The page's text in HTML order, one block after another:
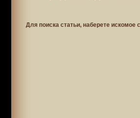
Для поиска статьи, наберете искомое